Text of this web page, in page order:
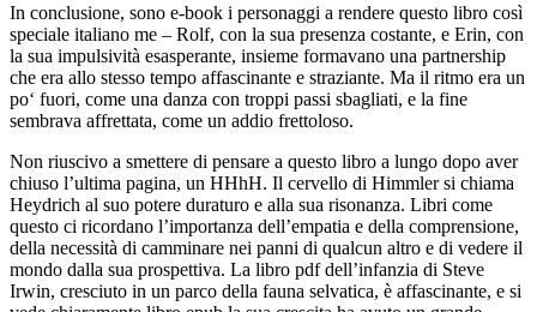
In conclusione, sono e-book i personaggi a rendere questo libro così
speciale italiano me – Rolf, con la sua presenza costante, e Erin, con
la sua impulsività esasperante, insieme formavano una partnership
che era allo stesso tempo affascinante e straziante. Ma il ritmo era un
po‘ fuori, come una danza con troppi passi sbagliati, e la fine
sembrava affrettata, come un addio frettoloso.
Non riuscivo a smettere di pensare a questo libro a lungo dopo aver
chiuso l’ultima pagina, un HHhH. Il cervello di Himmler si chiama
Heydrich al suo potere duraturo e alla sua risonanza. Libri come
questo ci ricordano l’importanza dell’empatia e della comprensione,
della necessità di camminare nei panni di qualcun altro e di vedere il
mondo dalla sua prospettiva. La libro pdf dell’infanzia di Steve
Irwin, cresciuto in un parco della fauna selvatica, è affascinante, e si